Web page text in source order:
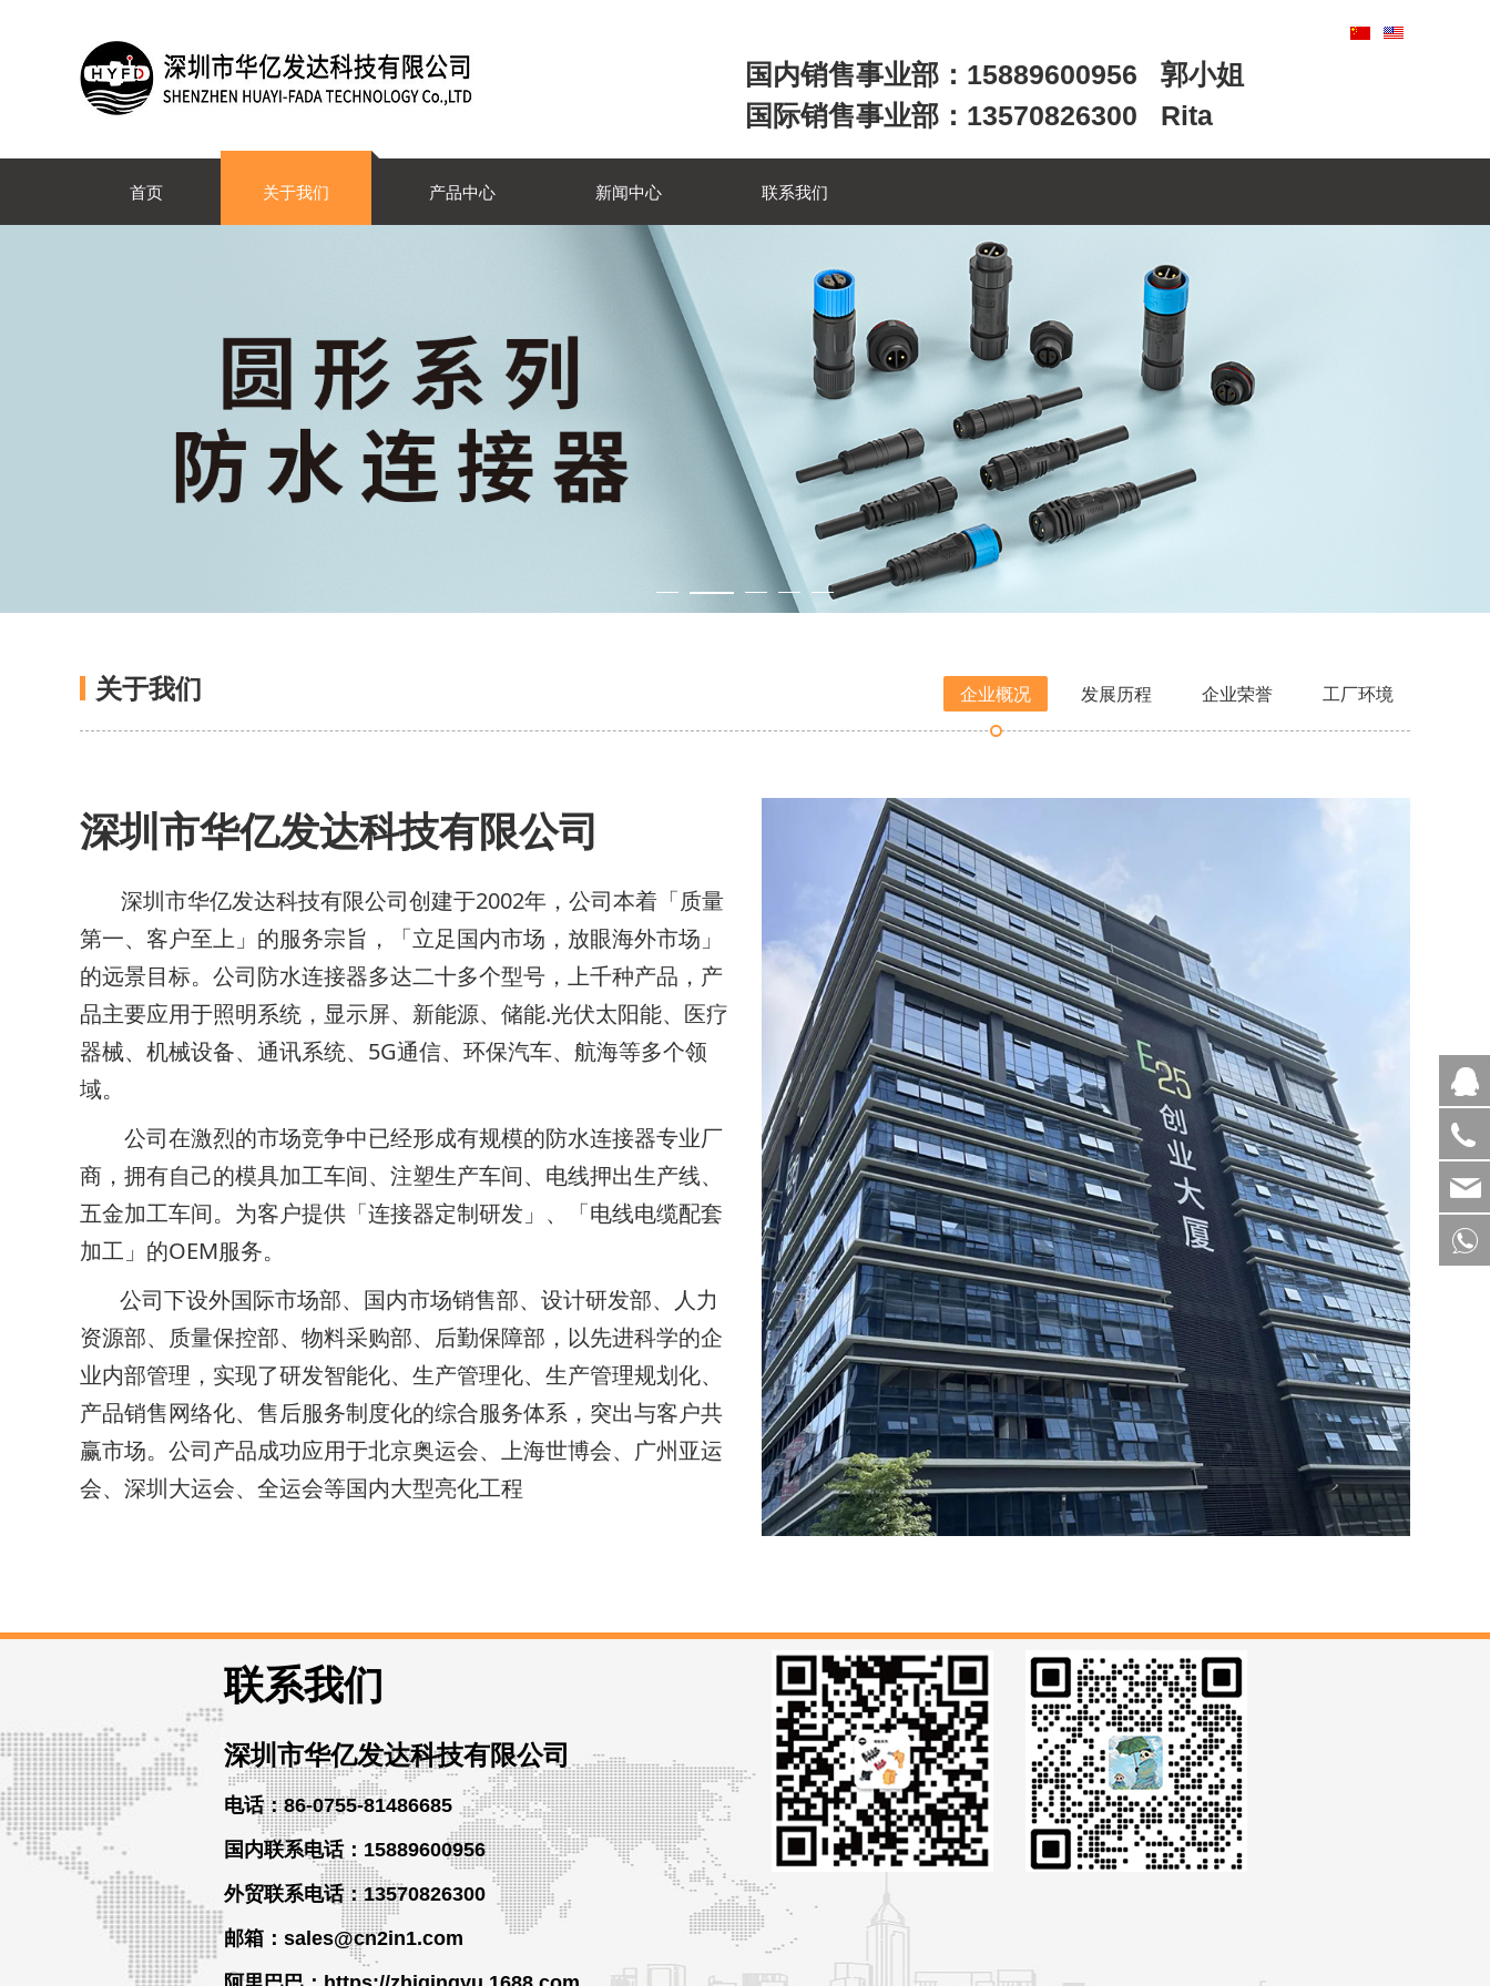
国内销售事业部：15889600956 郭小姐
国际销售事业部：13570826300 Rita
首页 关于我们 产品中心 新闻中心 联系我们
关于我们 企业概况 发展历程 企业荣誉 工厂环境
深圳市华亿发达科技有限公司
深圳市华亿发达科技有限公司创建于2002年，公司本着「质量
第一、客户至上」的服务宗旨，「立足国内市场，放眼海外市场」
的远景目标。公司防水连接器多达二十多个型号，上千种产品，产
品主要应用于照明系统，显示屏、新能源、储能.光伏太阳能、医疗
器械、机械设备、通讯系统、5G通信、环保汽车、航海等多个领
域。
公司在激烈的市场竞争中已经形成有规模的防水连接器专业厂
商，拥有自己的模具加工车间、注塑生产车间、电线押出生产线、
五金加工车间。为客户提供「连接器定制研发」、「电线电缆配套
加工」的OEM服务。
公司下设外国际市场部、国内市场销售部、设计研发部、人力
资源部、质量保控部、物料采购部、后勤保障部，以先进科学的企
业内部管理，实现了研发智能化、生产管理化、生产管理规划化、
产品销售网络化、售后服务制度化的综合服务体系，突出与客户共
赢市场。公司产品成功应用于北京奥运会、上海世博会、广州亚运
会、深圳大运会、全运会等国内大型亮化工程
联系我们
深圳市华亿发达科技有限公司
电话：86-0755-81486685
国内联系电话：15889600956
外贸联系电话：13570826300
邮箱：sales@cn2in1.com